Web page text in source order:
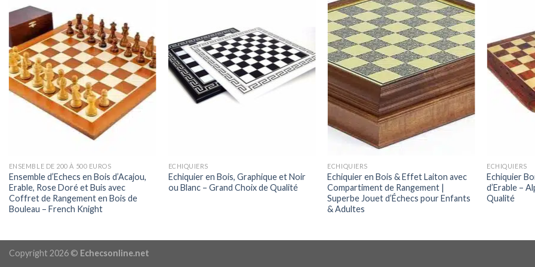
ENSEMBLE DE 200 À 500 EUROS
Ensemble d’Echecs en Bois d’Acajou,
Erable, Rose Doré et Buis avec
Coffret de Rangement en Bois de
Bouleau – French Knight
ECHIQUIERS
Echiquier en Bois, Graphique et Noir
ou Blanc – Grand Choix de Qualité
ECHIQUIERS
Echiquier en Bois & Effet Laiton avec
Compartiment de Rangement |
Superbe Jouet d’Échecs pour Enfants
& Adultes
ECHIQUIERS
Echiquier
d’Erable –
Qualité
Copyright 2026 © Echecsonline.net